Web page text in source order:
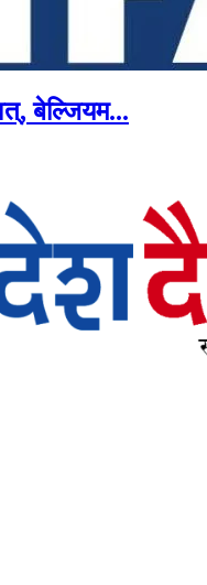
बेल्जियम...